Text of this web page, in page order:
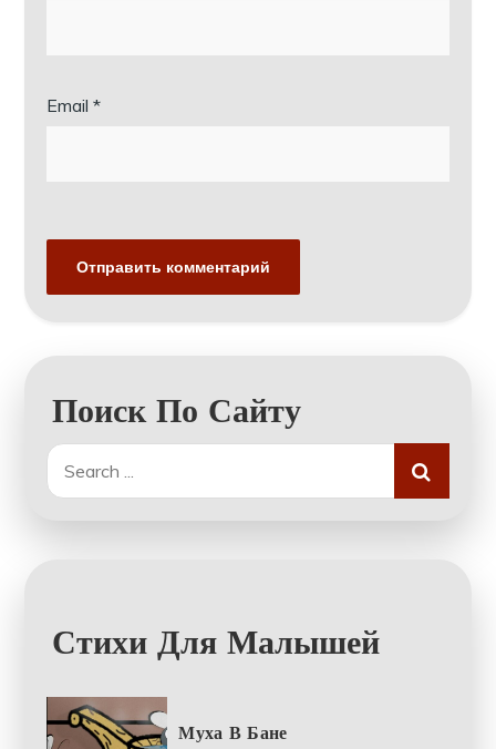
Email*
Поиск По Сайту
Search
for:
Стихи Для Малышей
Муха В Бане